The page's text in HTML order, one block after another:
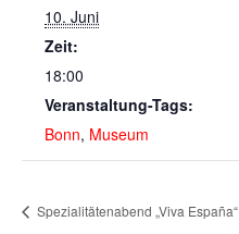
10. Juni
Zeit:
18:00
Veranstaltung-Tags:
Bonn, Museum
Spezialitätenabend „Viva España“